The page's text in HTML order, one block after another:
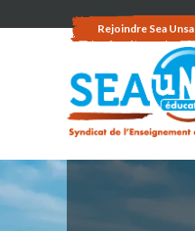
Rejoindre Sea Unsa